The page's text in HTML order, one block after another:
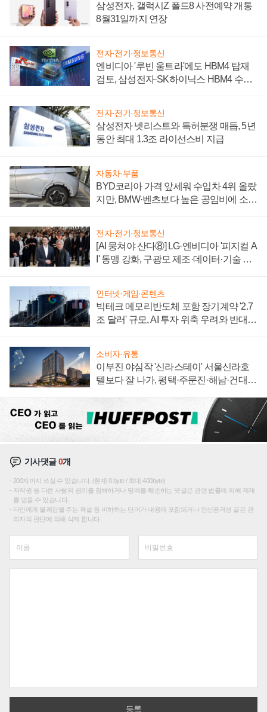
삼성전자, 갤럭시Z 폴드8 사전예약 개통
8월31일까지 연장
전자·전기·정보통신
엔비디아 '루빈 울트라'에도 HBM4 탑재
검토, 삼성전자·SK하이닉스 HBM4 수율
전자·전기·정보통신
삼성전자 넷리스트와 특허분쟁 매듭, 5년
동안 최대 1.3조 라이선스비 지급
자동차·부품
BYD코리아 가격 앞세워 수입차 4위 올랐
지만, BMW·벤츠보다 높은 공임비에 소비
전자·전기·정보통신
[AI 뭉쳐야 산다⑧] LG·엔비디아 '피지컬 A
I' 동맹 강화, 구광모 제조·데이터·기술 결
인터넷·게임·콘텐츠
빅테크 메모리반도체 포함 장기계약 '2.7
조 달러' 규모, AI 투자 위축 우려와 반대
소비자·유통
이부진 야심작 '신라스테이' 서울신라호
텔보다 잘 나가, 평택·주문진·해남·건대로
기사댓글0개
200자까지 쓰실 수 있습니다. (현재 0 byte / 최대 400byte)
저작권 등 다른 사람의 권리를 침해하거나 명예를 훼손하는 댓글은 관련 법률에 의해 제재
를 받을 수 있습니다.
타인에게 불쾌감을 주는 욕설 등 비하하는 단어가 내용에 포함되거나 인신공격성 글은 관
리자의 판단에 의해 삭제 합니다.